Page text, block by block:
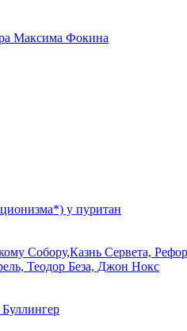
Максима Фокина
у пуритан
Собору,Казнь Сервета,
Теодор Беза, Джон Нокс